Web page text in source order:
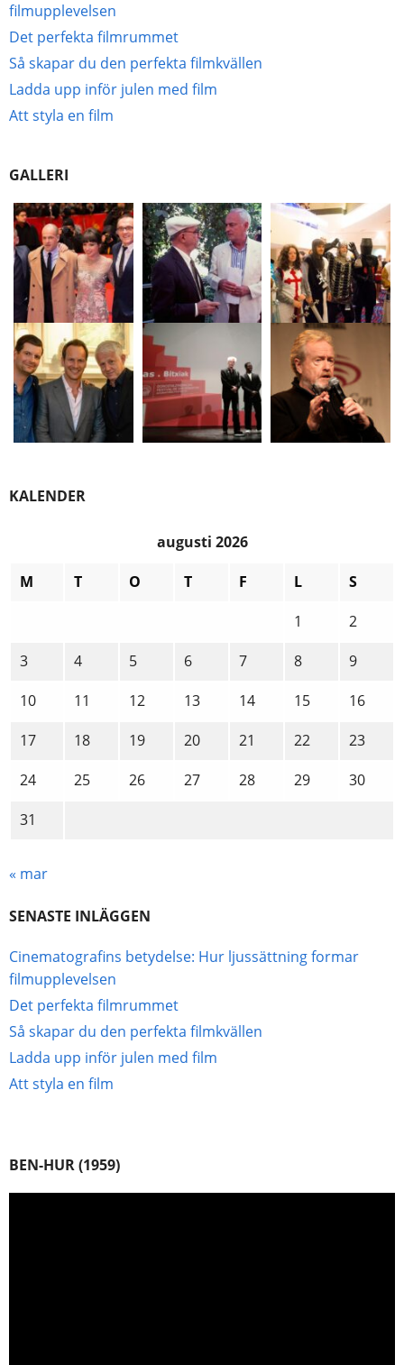
filmupplevelsen
Det perfekta filmrummet
Så skapar du den perfekta filmkvällen
Ladda upp inför julen med film
Att styla en film
GALLERI
KALENDER
augusti 2026
M
T O T F L
S
1
2
3
4 5 6 7 8
9
10
11 12 13 14 15
16
17
18 19 20 21 22
23
24
25 26 27 28 29
30
31
« mar
SENASTE INLÄGGEN
Cinematografins betydelse: Hur ljussättning formar
filmupplevelsen
Det perfekta filmrummet
Så skapar du den perfekta filmkvällen
Ladda upp inför julen med film
Att styla en film
BEN-HUR (1959)